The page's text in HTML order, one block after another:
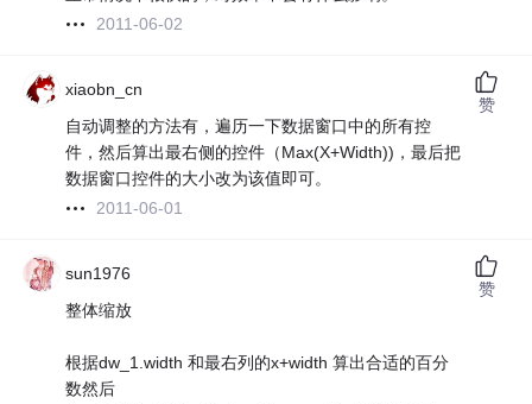
2011-06-02
xiaobn_cn
自动调整的方法有，遍历一下数据窗口中的所有控
件，然后算出最右侧的控件（Max(X+Width))，最后把
数据窗口控件的大小改为该值即可。
2011-06-01
赞
sun1976
整体缩放
根据dw_1.width 和最右列的x+width 算出合适的百分
数然后
赞